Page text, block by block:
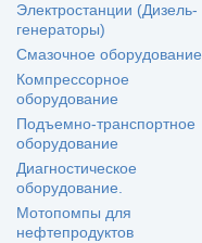
Электростанции (Дизель-
генераторы)
Смазочное оборудование
Компрессорное
оборудование
Подъемно-транспортное
оборудование
Диагностическое
оборудование.
Мотопомпы для
нефтепродуктов